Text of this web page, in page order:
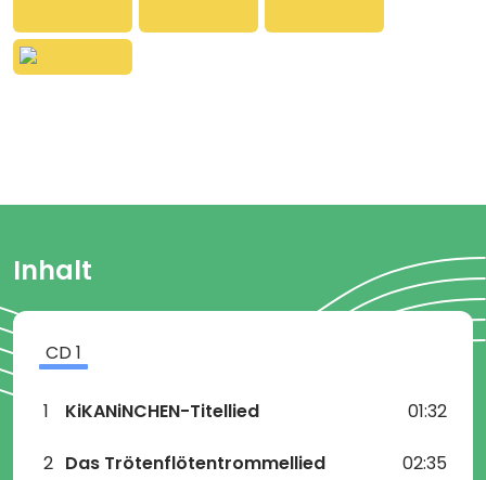
Album gibt es nun das allererste KiKANiNCHEN-
Produkt für daheim: „Dibedibedab!“ enthält alle
Mitmachlieder aus dem Erfolgsprogramm und viele
1 CD, Gesamtspielzeit: 44 Min.
Inhalt
CD1
1 KiKANiNCHEN-Titellied 01:32
2 Das Trötenflötentrommellied 02:35